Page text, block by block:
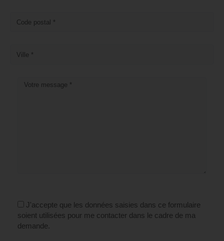
J'accepte que les données saisies dans ce formulaire
soient utilisées pour me contacter dans le cadre de ma
demande.